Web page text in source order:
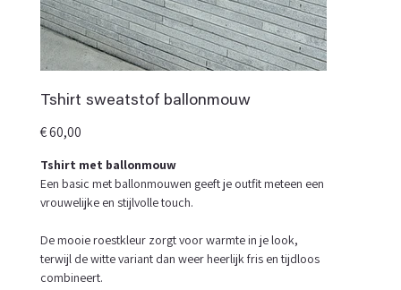
Tshirt sweatstof ballonmouw
Prijs
€ 60,00
Tshirt met ballonmouw
Een basic met ballonmouwen geeft je outfit meteen een
vrouwelijke en stijlvolle touch.
De mooie roestkleur zorgt voor warmte in je look,
terwijl de witte variant dan weer heerlijk fris en tijdloos
combineert.